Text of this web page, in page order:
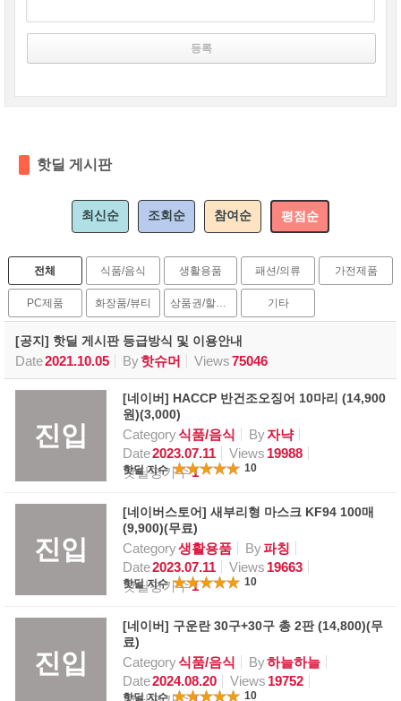
핫딜 게시판
최신순 조회순 참여순 평점순
전체 식품/음식 생활용품 패션/의류 가전제품
PC제품 화장품/뷰티 상품권/할인권 기타
[공지] 핫딜 게시판 등급방식 및 이용안내
Date2021.10.05 By핫슈머 Views75046
진입
[네이버] HACCP 반건조오징어 10마리 (14,900
원)(3,000)
Category식품/음식 By자냑
Date2023.07.11 Views 19988
핫딜평가수1
핫딜 지수 10
진입
[네이버스토어] 새부리형 마스크 KF94 100매
(9,900)(무료)
Category생활용품 By파칭
Date2023.07.11 Views 19663
핫딜평가수1
핫딜 지수 10
진입
[네이버] 구운란 30구+30구 총 2판 (14,800)(무
료)
Category식품/음식 By하늘하늘
Date2024.08.20 Views 19752
핫딜 지수 10